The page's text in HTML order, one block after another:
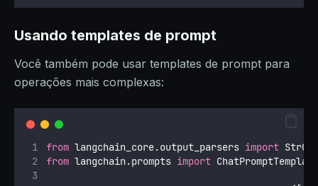
Usando templates de prompt
Você também pode usar templates de prompt para
operações mais complexas:
from langchain_core.output_parsers import
from langchain.prompts import ChatPromptTemplate